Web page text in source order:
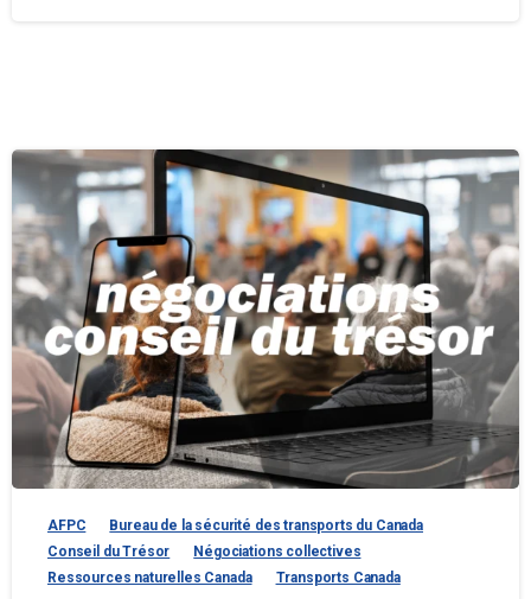
AFPC
Bureau de la sécurité des transports du Canada
Conseil du Trésor
Négociations collectives
Ressources naturelles Canada
Transports Canada